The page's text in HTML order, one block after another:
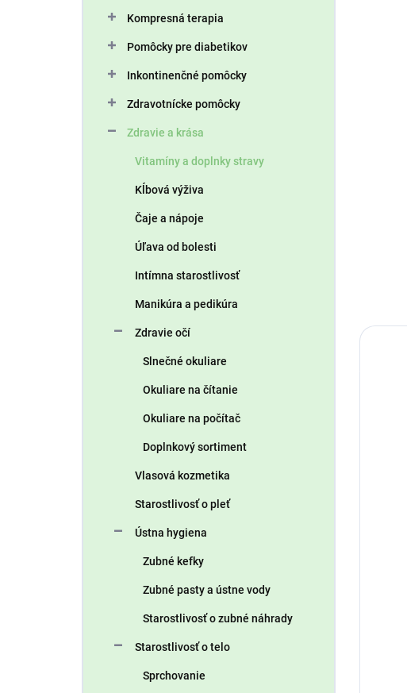
Kompresná terapia
Pomôcky pre diabetikov
Inkontinenčné pomôcky
Zdravotnícke pomôcky
Zdravie a krása
Vitamíny a doplnky stravy
Kĺbová výživa
Čaje a nápoje
Úľava od bolesti
Intímna starostlivosť
Manikúra a pedikúra
Zdravie očí
Slnečné okuliare
Okuliare na čítanie
Okuliare na počítač
Doplnkový sortiment
Vlasová kozmetika
Starostlivosť o pleť
Ústna hygiena
Zubné kefky
Zubné pasty a ústne vody
Starostlivosť o zubné náhrady
Starostlivosť o telo
Sprchovanie